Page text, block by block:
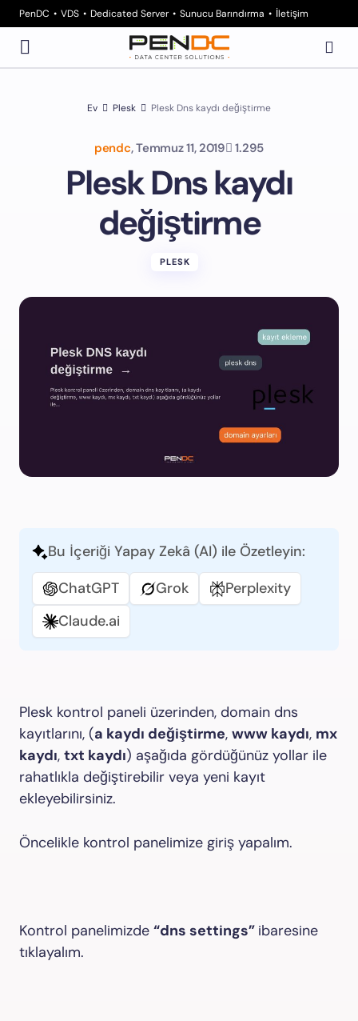
PenDC VDS Dedicated Server Sunucu Barındırma İletişim
Ev Plesk Plesk Dns kaydı değiştirme
pendc, Temmuz 11, 2019 1.295
Plesk Dns kaydı
değiştirme
PLESK
Bu İçeriği Yapay Zekâ (AI) ile Özetleyin:
ChatGPT
Grok
Perplexity
Claude.ai
Plesk kontrol paneli üzerinden, domain dns
kayıtlarını, (a kaydı değiştirme, www kaydı, mx
kaydı, txt kaydı) aşağıda gördüğünüz yollar ile
rahatlıkla değiştirebilir veya yeni kayıt
ekleyebilirsiniz.
Öncelikle kontrol panelimize giriş yapalım.
Kontrol panelimizde “dns settings” ibaresine
tıklayalım.